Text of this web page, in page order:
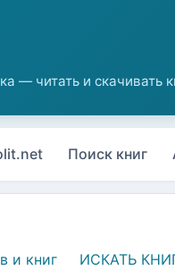
Поиск книг
и книг ИСКАТЬ